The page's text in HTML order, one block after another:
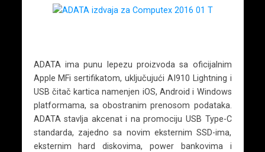
ADATA ima punu lepezu proizvoda sa oficijalnim
Apple MFi sertifikatom, uključujući AI910 Lightning i
USB čitač kartica namenjen iOS, Android i Windows
platformama, sa obostranim prenosom podataka.
ADATA stavlja akcenat i na promociju USB Type-C
standarda, zajedno sa novim eksternim SSD-ima,
eksternim hard diskovima, power bankovima i